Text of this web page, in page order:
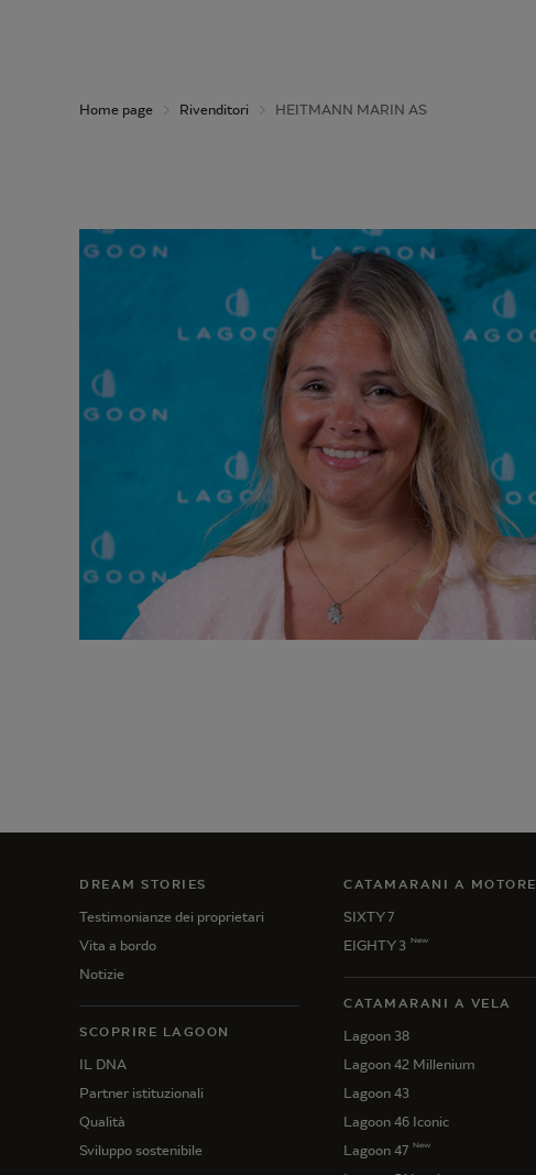
Home page Rivenditori HEITMANN MARIN AS
DREAM STORIES
Testimonianze dei proprietari
Vita a bordo
Notizie
SCOPRIRE LAGOON
IL DNA
Partner istituzionali
Qualità
Sviluppo sostenibile
CATAMARANI A MOTORE
SIXTY 7
EIGHTY 3 New
CATAMARANI A VELA
Lagoon 38
Lagoon 42 Millenium
Lagoon 43
Lagoon 46 Iconic
Lagoon 47 New